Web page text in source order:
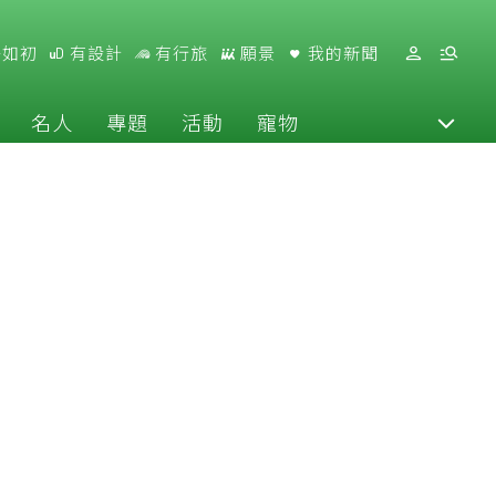
初 有設計 有行旅 願景 我的新聞
名人 專題 活動 寵物